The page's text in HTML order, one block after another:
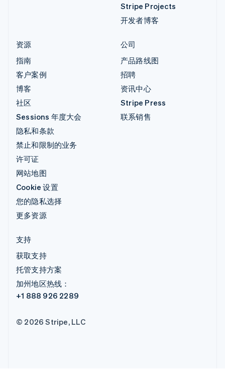
Stripe Projects
开发者博客
资源
指南
客户案例
博客
社区
Sessions 年度大会
隐私和条款
禁止和限制的业务
许可证
网站地图
Cookie 设置
您的隐私选择
更多资源
公司
产品路线图
招聘
资讯中心
Stripe Press
联系销售
支持
获取支持
托管支持方案
加州地区热线：
+1 888 926 2289
© 2026 Stripe, LLC